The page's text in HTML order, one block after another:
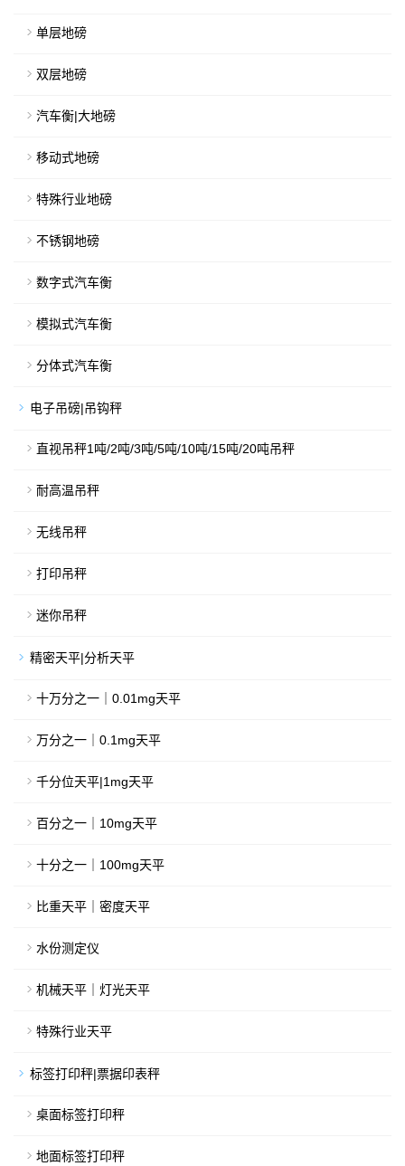
单层地磅
双层地磅
汽车衡|大地磅
移动式地磅
特殊行业地磅
不锈钢地磅
数字式汽车衡
模拟式汽车衡
分体式汽车衡
电子吊磅|吊钩秤
直视吊秤1吨/2吨/3吨/5吨/10吨/15吨/20吨吊秤
耐高温吊秤
无线吊秤
打印吊秤
迷你吊秤
精密天平|分析天平
十万分之一｜0.01mg天平
万分之一｜0.1mg天平
千分位天平|1mg天平
百分之一｜10mg天平
十分之一｜100mg天平
比重天平｜密度天平
水份测定仪
机械天平｜灯光天平
特殊行业天平
标签打印秤|票据印表秤
桌面标签打印秤
地面标签打印秤